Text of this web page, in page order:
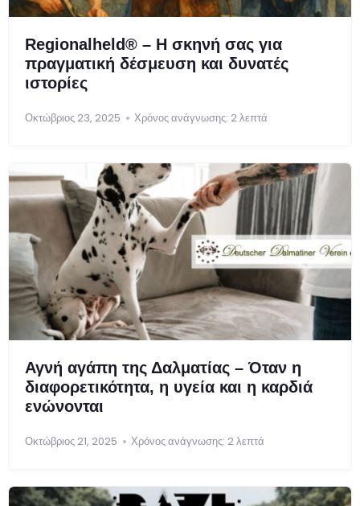
Regionalheld® – Η σκηνή σας για
πραγματική δέσμευση και δυνατές
ιστορίες
Οκτώβριος 23, 2025 Χρόνος ανάγνωσης: 2 λεπτά
Αγνή αγάπη της Δαλματίας – Όταν η
διαφορετικότητα, η υγεία και η καρδιά
ενώνονται
Οκτώβριος 21, 2025 Χρόνος ανάγνωσης: 2 λεπτά